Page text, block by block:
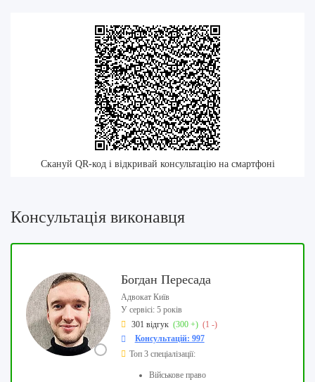
Скануй QR-код і відкривай консультацію на смартфоні
Консультація виконавця
Богдан Пересада
Адвокат Київ
У сервісі: 5 років
301 відгук (300 +) (1 -)
Консультацій: 997
Топ 3 спеціалізації:
Військове право